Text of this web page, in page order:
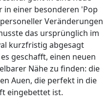
in einer besonderen 'Pop
Veränderungen
das ursprünglich im
kurzfristig abgesagt
geschafft, einen neuen
Nähe zu finden: die
Auen, die perfekt in die
eingebettet ist.